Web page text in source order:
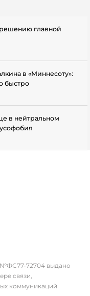
главной
в «Миннесоту»:
быстро
в нейтральном
72704 выдано
связи,
коммуникаций